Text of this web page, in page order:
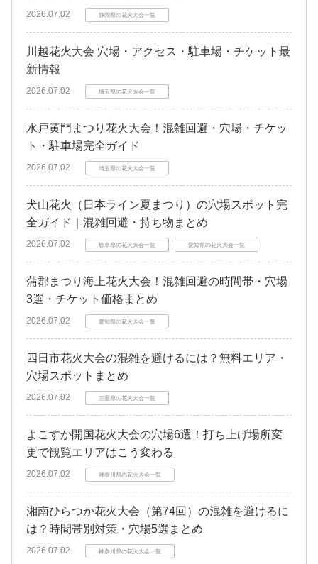
2026.07.02 静岡県の花火大会一覧
川越花火大会 穴場・アクセス・駐車場・チケット最
新情報
2026.07.02 埼玉県の花火大会一覧
水戸黄門まつり花火大会！混雑回避・穴場・チケッ
ト・駐車場完全ガイド
2026.07.02 埼玉県の花火大会一覧
犬山花火（日本ライン夏まつり）の穴場スポット完
全ガイド｜混雑回避・持ち物まとめ
2026.07.02 岐阜県の花火大会一覧 愛知県の花火大会一覧
蒲郡まつり海上花火大会！混雑回避の時間帯・穴場
3選・チケット価格まとめ
2026.07.02 愛知県の花火大会一覧
四日市花火大会の混雑を避けるには？無料エリア・
穴場スポットまとめ
2026.07.02 三重県の花火大会一覧
よこすか開国花火大会の穴場6選！打ち上げ場所変
更で観覧エリアはこう変わる
2026.07.02 神奈川県の花火大会一覧
湘南ひらつか花火大会（第74回）の混雑を避けるに
は？時間帯別対策・穴場5選まとめ
2026.07.02 神奈川県の花火大会一覧